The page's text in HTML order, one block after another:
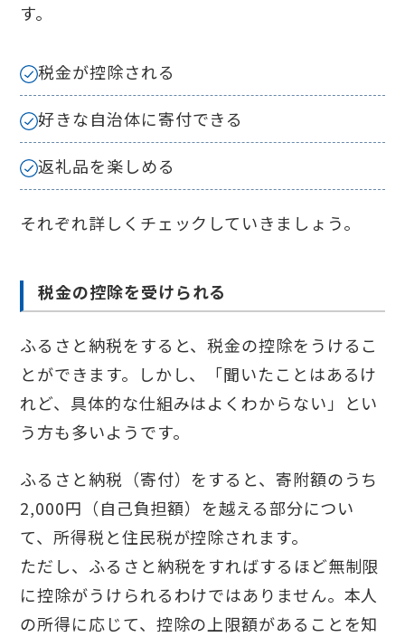
す。
税金が控除される
好きな自治体に寄付できる
返礼品を楽しめる
それぞれ詳しくチェックしていきましょう。
税金の控除を受けられる
ふるさと納税をすると、税金の控除をうけるこ
とができます。しかし、「聞いたことはあるけ
れど、具体的な仕組みはよくわからない」とい
う方も多いようです。
ふるさと納税（寄付）をすると、寄附額のうち
2,000円（自己負担額）を越える部分につい
て、所得税と住民税が控除されます。
ただし、ふるさと納税をすればするほど無制限
に控除がうけられるわけではありません。本人
の所得に応じて、控除の上限額があることを知